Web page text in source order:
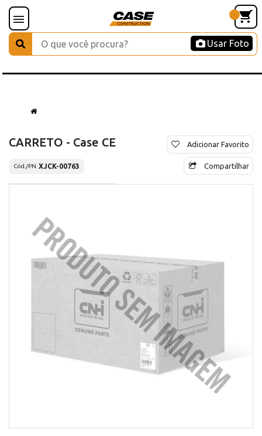
Usar Foto
CARRETO - Case CE
Cód./PN XJCK-00763
Adicionar Favorito
Compartilhar